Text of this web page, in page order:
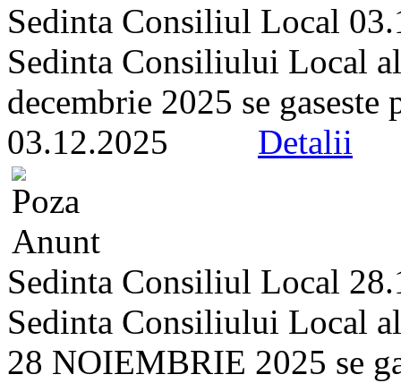
Sedinta Consiliul Local
Sedinta Consiliului Local
decembrie 2025 se
03.12.2025 Detalii
Sedinta Consiliul Local
Sedinta Consiliului Local
28 NOIEMBRIE 2025 se